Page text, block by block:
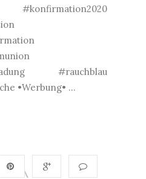
#rauchblau
•Werbung• ...